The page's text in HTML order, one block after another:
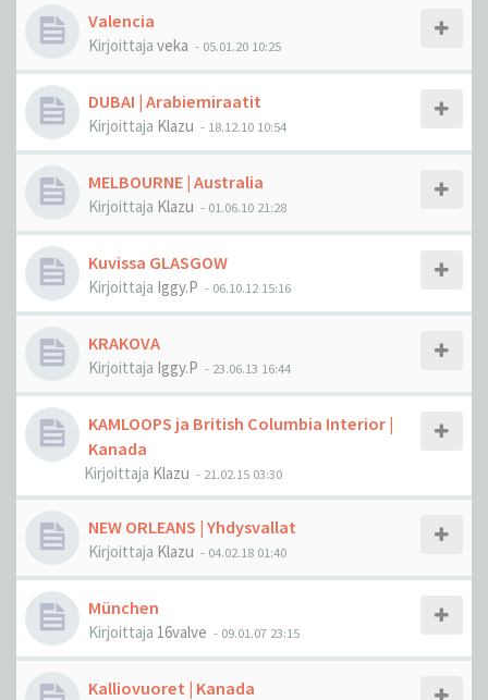
Valencia
Kirjoittaja veka - 05.01.20 10:25
DUBAI | Arabiemiraatit
Kirjoittaja Klazu - 18.12.10 10:54
MELBOURNE | Australia
Kirjoittaja Klazu - 01.06.10 21:28
Kuvissa GLASGOW
Kirjoittaja Iggy.P - 06.10.12 15:16
KRAKOVA
Kirjoittaja Iggy.P - 23.06.13 16:44
KAMLOOPS ja British Columbia Interior |
Kanada
Kirjoittaja Klazu - 21.02.15 03:30
NEW ORLEANS | Yhdysvallat
Kirjoittaja Klazu - 04.02.18 01:40
München
Kirjoittaja 16valve - 09.01.07 23:15
Kalliovuoret | Kanada